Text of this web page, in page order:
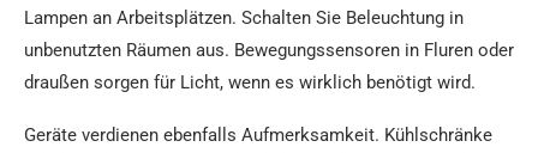
Lampen an Arbeitsplätzen. Schalten Sie Beleuchtung in
unbenutzten Räumen aus. Bewegungssensoren in Fluren oder
draußen sorgen für Licht, wenn es wirklich benötigt wird.
Geräte verdienen ebenfalls Aufmerksamkeit. Kühlschränke